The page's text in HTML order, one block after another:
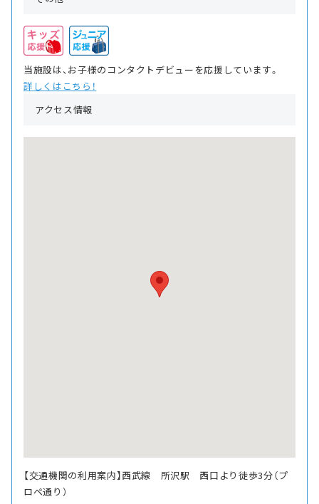
当施設は、お子様のコンタクトデビューを応援しています。
詳しくはこちら！
アクセス情報
【交通機関の利用案内】西武線 所沢駅 西口より徒歩3分（プ
ロペ通り）